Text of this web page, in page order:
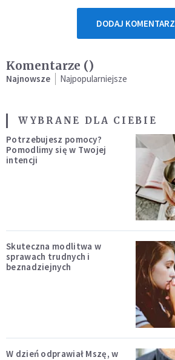
DODAJ KOMENTARZ
Komentarze ()
Najnowsze Najpopularniejsze
WYBRANE DLA CIEBIE
Potrzebujesz pomocy?
Pomodlimy się w Twojej
intencji
Skuteczna modlitwa w
sprawach trudnych i
beznadziejnych
W dzień odprawiał Mszę, w